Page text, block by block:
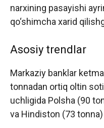
narxining pasayishi
qo‘shimcha xarid
Asosiy trendlar
Markaziy banklar
tonnadan ortiq oltin
uchligida Polsha (90
va Hindiston (73